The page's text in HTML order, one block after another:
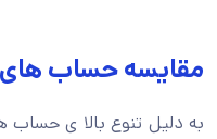
مقایسه حساب های